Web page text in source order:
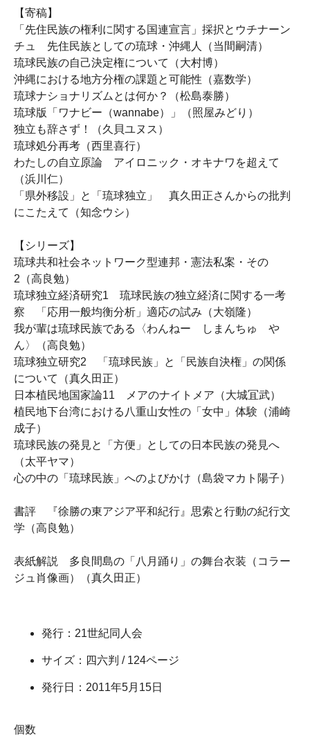
【寄稿】
「先住民族の権利に関する国連宣言」採択とウチナーン
チュ 先住民族としての琉球・沖縄人（当間嗣清）
琉球民族の自己決定権について（大村博）
沖縄における地方分権の課題と可能性（嘉数学）
琉球ナショナリズムとは何か？（松島泰勝）
琉球版「ワナビー（wannabe）」（照屋みどり）
独立も辞さず！（久貝ユヌス）
琉球処分再考（西里喜行）
わたしの自立原論 アイロニック・オキナワを超えて
（浜川仁）
「県外移設」と「琉球独立」 真久田正さんからの批判
にこたえて（知念ウシ）
【シリーズ】
琉球共和社会ネットワーク型連邦・憲法私案・その
2（高良勉）
琉球独立経済研究1 琉球民族の独立経済に関する一考
察 「応用一般均衡分析」適応の試み（大嶺隆）
我が輩は琉球民族である〈わんねー しまんちゅ や
ん〉（高良勉）
琉球独立研究2 「琉球民族」と「民族自決権」の関係
について（真久田正）
日本植民地国家論11 メアのナイトメア（大城冝武）
植民地下台湾における八重山女性の「女中」体験（浦崎
成子）
琉球民族の発見と「方便」としての日本民族の発見へ
（太平ヤマ）
心の中の「琉球民族」へのよびかけ（島袋マカト陽子）
書評 『徐勝の東アジア平和紀行』思索と行動の紀行文
学（高良勉）
表紙解説 多良間島の「八月踊り」の舞台衣装（コラー
ジュ肖像画）（真久田正）
発行：21世紀同人会
サイズ：四六判 / 124ページ
発行日：2011年5月15日
個数